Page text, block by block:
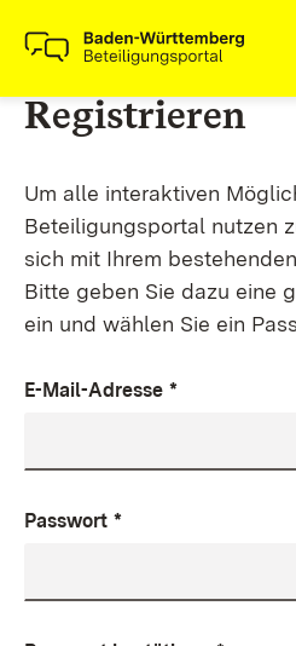
Registrieren
Um alle interaktiven
Beteiligungsportal nutzen
sich mit Ihrem
Bitte geben Sie dazu eine
ein und wählen Sie ein
E-Mail-Adresse *
Passwort *